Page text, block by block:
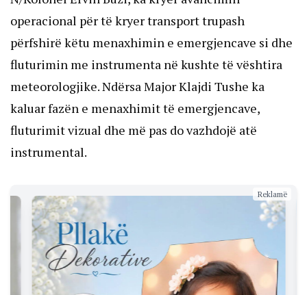
operacional për të kryer transport trupash
përfshirë këtu menaxhimin e emergjencave si dhe
fluturimin me instrumenta në kushte të vështira
meteorologjike. Ndërsa Major Klajdi Tushe ka
kaluar fazën e menaxhimit të emergjencave,
fluturimit vizual dhe më pas do vazhdojë atë
instrumental.
Reklamë